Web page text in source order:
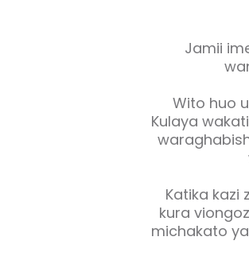
Jamii
Wito huo
Kulaya
Katika kazi
kura
michakato